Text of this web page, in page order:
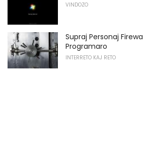
VINDOZO
Supraj Personaj
Programaro
INTERRETO KAJ RETO